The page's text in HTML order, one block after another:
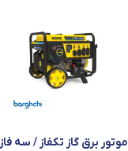
موتور برق گاز تکفاز / سه فاز